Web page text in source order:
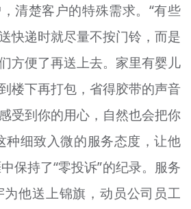
清楚客户的特殊需求。“有些
快递时就尽量不按门铃，而是
方便了再送上去。家里有婴儿
楼下再打包，省得胶带的声音
受到你的用心，自然也会把你
种细致入微的服务态度，让他
保持了“零投诉”的纪录。服务
他送上锦旗，动员公司员工